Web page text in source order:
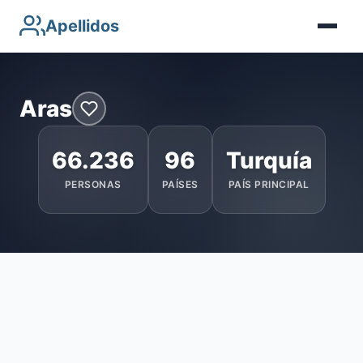
Apellidos
Aras
66.236
PERSONAS
96
PAÍSES
Turquía
PAÍS PRINCIPAL